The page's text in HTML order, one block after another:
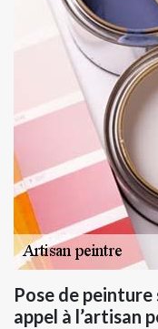
Pose de
appel à l’artisan